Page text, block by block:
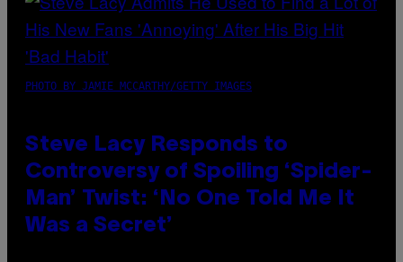
PHOTO BY JAMIE MCCARTHY/GETTY IMAGES
Steve Lacy Responds to
Controversy of Spoiling ‘Spider-
Man’ Twist: ‘No One Told Me It
Was a Secret’